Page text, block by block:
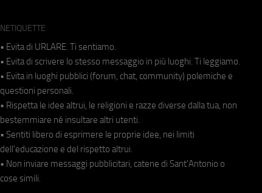
NETIQUETTE
• Evita di URLARE. Ti sentiamo.
• Evita di scrivere lo stesso messaggio in più luoghi. Ti leggiamo.
• Evita in luoghi pubblici (forum, chat, community) polemiche e
questioni personali.
• Rispetta le idee altrui, le religioni e razze diverse dalla tua, non
bestemmiare né insultare altri utenti.
• Sentiti libero di esprimere le proprie idee, nei limiti
dell'educazione e del rispetto altrui.
• Non inviare messaggi pubblicitari, catene di Sant'Antonio o
cose simili.